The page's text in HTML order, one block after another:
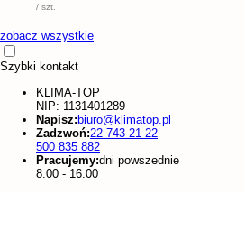
/ szt.
zobacz wszystkie
Szybki kontakt
KLIMA-TOP
NIP: 1131401289
Napisz:biuro@klimatop.pl
Zadzwoń:22 743 21 22
500 835 882
Pracujemy:dni powszednie
8.00 - 16.00